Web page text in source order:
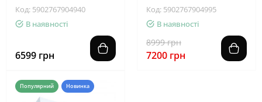
Код: 5902767904940
В наявності
6599 грн
Код: 5902767904995
В наявності
8999 грн
7200 грн
Популярний Новинка